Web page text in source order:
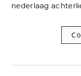
nederlaag